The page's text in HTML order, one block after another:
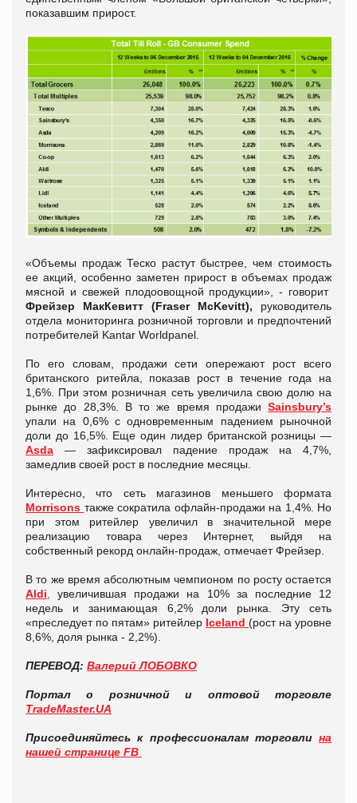
показавшим прирост.
«Объемы продаж Теско растут быстрее, чем стоимость
ее акций, особенно заметен прирост в объемах продаж
мясной и свежей плодоовощной продукции», - говорит
Фрейзер МакКевитт (Fraser McKevitt), руководитель
отдела мониторинга розничной торговли и предпочтений
потребителей Kantar Worldpanel.
По его словам, продажи сети опережают рост всего
британского ритейла, показав рост в течение года на
1,6%. При этом розничная сеть увеличила свою долю на
рынке до 28,3%. В то же время продажи Sainsbury’s
упали на 0,6% с одновременным падением рыночной
доли до 16,5%. Еще один лидер британской розницы —
Asda — зафиксировал падение продаж на 4,7%,
замедлив своей рост в последние месяцы.
Интересно, что сеть магазинов меньшего формата
Morrisons также сократила офлайн-продажи на 1,4%. Но
при этом ритейлер увеличил в значительной мере
реализацию товара через Интернет, выйдя на
собственный рекорд онлайн-продаж, отмечает Фрейзер.
В то же время абсолютным чемпионом по росту остается
Aldi, увеличившая продажи на 10% за последние 12
недель и занимающая 6,2% доли рынка. Эту сеть
«преследует по пятам» ритейлер Iceland (рост на уровне
8,6%, доля рынка - 2,2%).
ПЕРЕВОД: Валерий ЛОБОВКО
Портал о розничной и оптовой торговле
TradeMaster.UA
Присоединяйтесь к профессионалам торговли на
нашей странице FB